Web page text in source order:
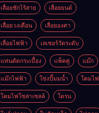
เลื่อยชักไร้สาย เลื่อยยนต์
เลื่อยวงเดือน เลื่อยองศา
เลื่อยไฟฟ้า เลเซอร์วัดระดับ
แท่นตัดกระเบื้อง แพ็คคู่ แม๊ก
แม๊กไฟฟ้า โข่งปั๊มมน้ำ โคมไฟ
โคมไฟโซล่าเซลล์ โดรน